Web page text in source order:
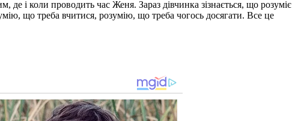
і коли проводить час Женя. Зараз дівчинка зізнається, що розуміє
що треба вчитися, розумію, що треба чогось досягати. Все це